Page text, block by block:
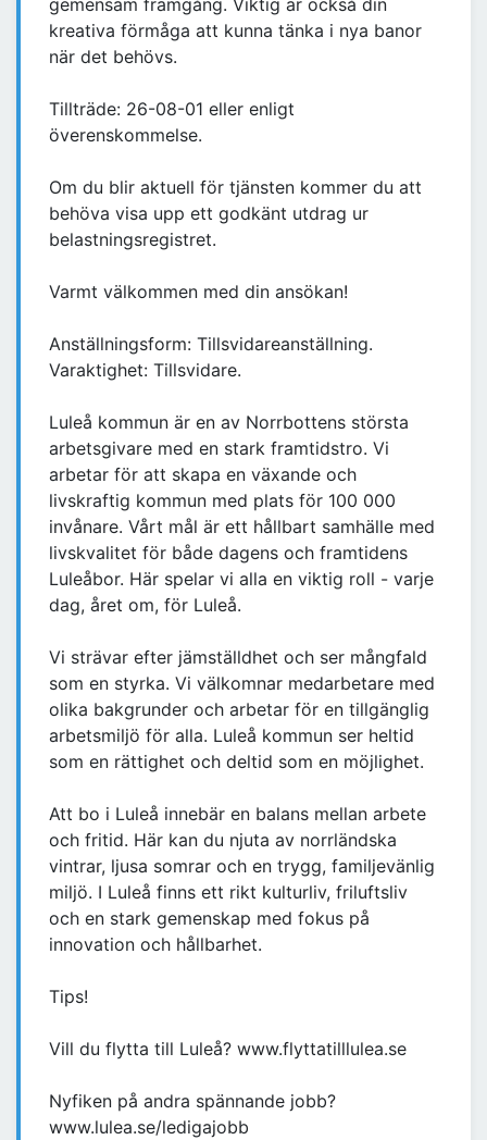
gemensam framgång. Viktig är också din
kreativa förmåga att kunna tänka i nya banor
när det behövs.
Tillträde: 26-08-01 eller enligt
överenskommelse.
Om du blir aktuell för tjänsten kommer du att
behöva visa upp ett godkänt utdrag ur
belastningsregistret.
Varmt välkommen med din ansökan!
Anställningsform: Tillsvidareanställning.
Varaktighet: Tillsvidare.
Luleå kommun är en av Norrbottens största
arbetsgivare med en stark framtidstro. Vi
arbetar för att skapa en växande och
livskraftig kommun med plats för 100 000
invånare. Vårt mål är ett hållbart samhälle med
livskvalitet för både dagens och framtidens
Luleåbor. Här spelar vi alla en viktig roll - varje
dag, året om, för Luleå.
Vi strävar efter jämställdhet och ser mångfald
som en styrka. Vi välkomnar medarbetare med
olika bakgrunder och arbetar för en tillgänglig
arbetsmiljö för alla. Luleå kommun ser heltid
som en rättighet och deltid som en möjlighet.
Att bo i Luleå innebär en balans mellan arbete
och fritid. Här kan du njuta av norrländska
vintrar, ljusa somrar och en trygg, familjevänlig
miljö. I Luleå finns ett rikt kulturliv, friluftsliv
och en stark gemenskap med fokus på
innovation och hållbarhet.
Tips!
Vill du flytta till Luleå? www.flyttatilllulea.se
Nyfiken på andra spännande jobb?
www.lulea.se/ledigajobb